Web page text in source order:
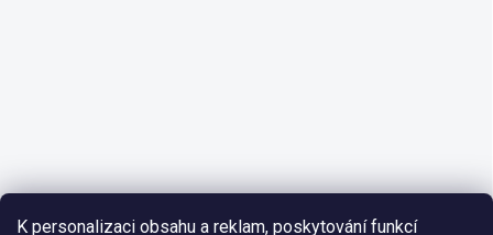
K personalizaci obsahu a reklam, poskytování funkcí